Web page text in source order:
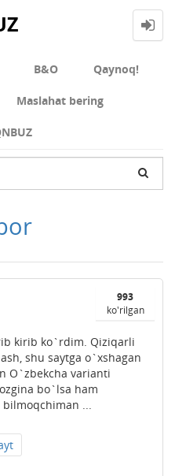
В&О Qaynoq!
Maslahat bering
993
ko'rilgan
kirib ko`rdim. Qiziqarli
shu saytga o`xshagan
O`zbekcha varianti
bo`lsa ham
...